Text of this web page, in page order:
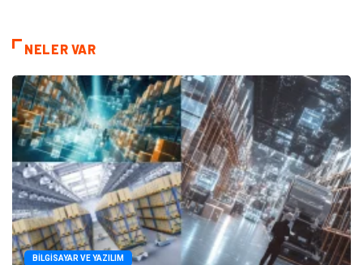
NELER VAR
BILGISAYAR VE YAZILIM